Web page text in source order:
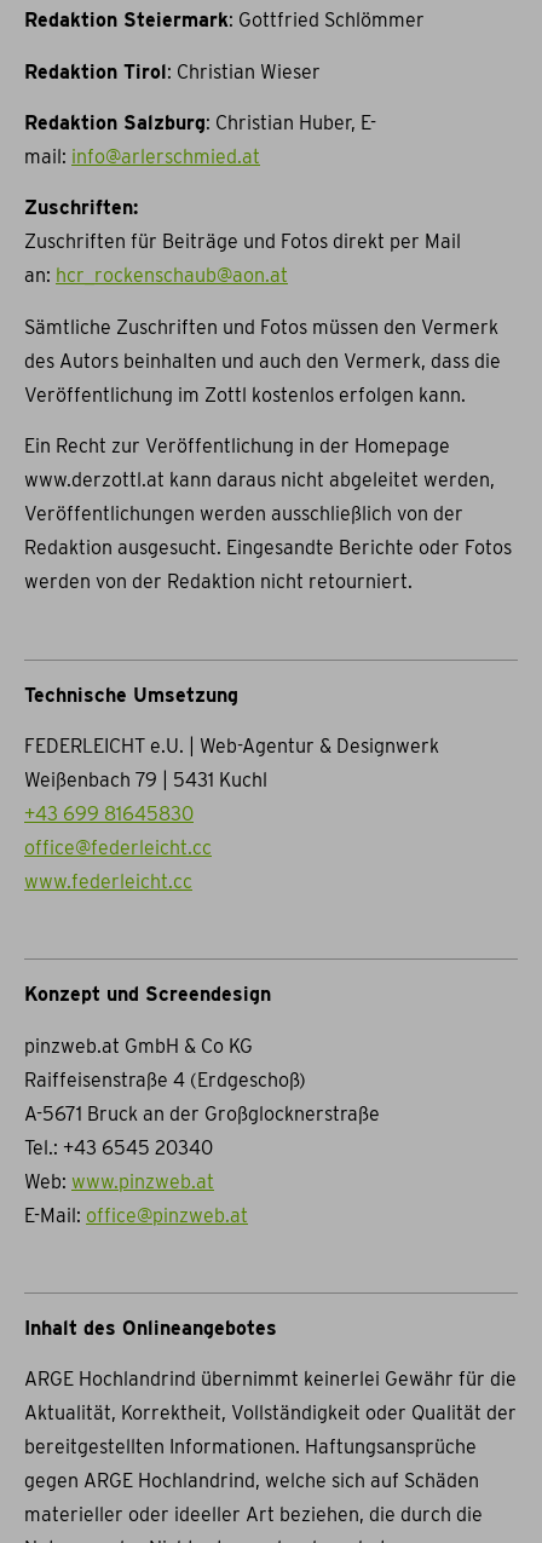
Redaktion Steiermark: Gottfried Schlömmer
Redaktion Tirol: Christian Wieser
Redaktion Salzburg: Christian Huber, E-
mail: info@arlerschmied.at
Zuschriften:
Zuschriften für Beiträge und Fotos direkt per Mail
an: hcr_rockenschaub@aon.at
Sämtliche Zuschriften und Fotos müssen den Vermerk
des Autors beinhalten und auch den Vermerk, dass die
Veröffentlichung im Zottl kostenlos erfolgen kann.
Ein Recht zur Veröffentlichung in der Homepage
www.derzottl.at kann daraus nicht abgeleitet werden,
Veröffentlichungen werden ausschließlich von der
Redaktion ausgesucht. Eingesandte Berichte oder Fotos
werden von der Redaktion nicht retourniert.
Technische Umsetzung
FEDERLEICHT e.U. | Web-Agentur & Designwerk
Weißenbach 79 | 5431 Kuchl
+43 699 81645830
office@federleicht.cc
www.federleicht.cc
Konzept und Screendesign
pinzweb.at GmbH & Co KG
Raiffeisenstraße 4 (Erdgeschoß)
A-5671 Bruck an der Großglocknerstraße
Tel.: +43 6545 20340
Web: www.pinzweb.at
E-Mail: office@pinzweb.at
Inhalt des Onlineangebotes
ARGE Hochlandrind übernimmt keinerlei Gewähr für die
Aktualität, Korrektheit, Vollständigkeit oder Qualität der
bereitgestellten Informationen. Haftungsansprüche
gegen ARGE Hochlandrind, welche sich auf Schäden
materieller oder ideeller Art beziehen, die durch die